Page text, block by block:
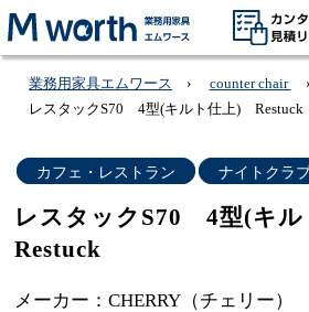
業務用家具エムワース
counter chair
レスタックS70 4型(キルト仕上) Restuck
カフェ・レストラン ナイトクラ
レスタックS70 4型(キ
Restuck
メーカー：CHERRY（チェリー）